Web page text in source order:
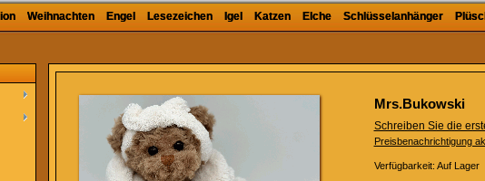
Weihnachten Engel Lesezeichen Igel Katzen Elche Schlüsselanhänger
Weihnachten Engel Lesezeichen Igel Katzen Elche Schlüsselanhänger
Mrs.Bukowski
Schreiben Sie die
Preisbenachrichtigung
Verfügbarkeit: Auf Lager